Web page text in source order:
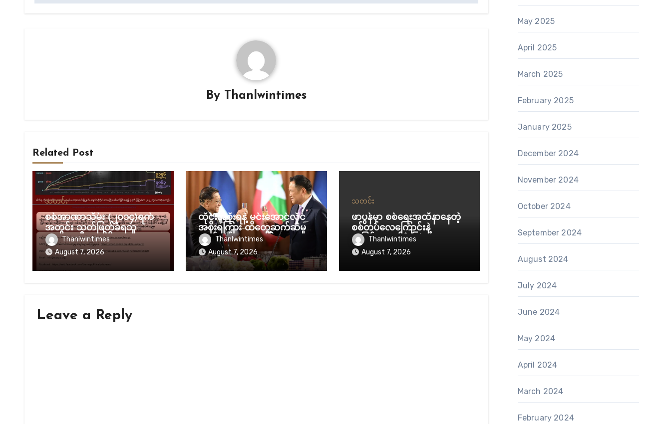
By Thanlwintimes
Related Post
သတင်း
စစ်အာဏာသိမ်း (၂၀၁၄)ရက်
အတွင်း သတ်ဖြတ်ခံရသူ
(၈၂၃၉) ဦးအထိရှိလာ
Thanlwintimes
August 7, 2026
သတင်း
ထိုင်းအစိုးရနဲ့ မင်းအောင်လှိုင်
အစိုးရကြား ထိတွေ့ဆက်ဆံမှု
တော်လှန်ရေးအပေါ်
သက်ရောက်နိုင်လား
Thanlwintimes
August 7, 2026
သတင်း
ဖာပွန်မှာ စစ်ရေးအထိနာနေတဲ့
စစ်တပ်လေကြောင်းနဲ့
အပြင်းအထန်ဗုံးကြဲနေ
Thanlwintimes
August 7, 2026
Leave a Reply
May 2025
April 2025
March 2025
February 2025
January 2025
December 2024
November 2024
October 2024
September 2024
August 2024
July 2024
June 2024
May 2024
April 2024
March 2024
February 2024